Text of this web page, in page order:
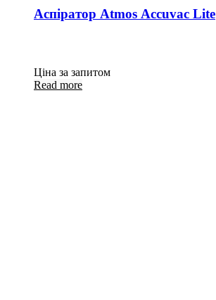
Аспіратор Atmos Accuvac Lite
Ціна за запитом
Read more